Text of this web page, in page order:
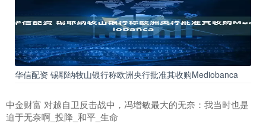
华信配资 锡耶纳牧山银行称欧洲央行批准其收购Mediobanca
中金财富 对越自卫反击战中，冯增敏最大的无奈：我当时也是
迫于无奈啊_投降_和平_生命